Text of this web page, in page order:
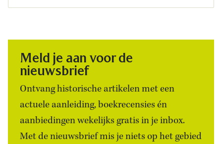
Meld je aan voor de
nieuwsbrief
Ontvang historische artikelen met een
actuele aanleiding, boekrecensies én
aanbiedingen wekelijks gratis in je inbox.
Met de nieuwsbrief mis je niets op het gebied